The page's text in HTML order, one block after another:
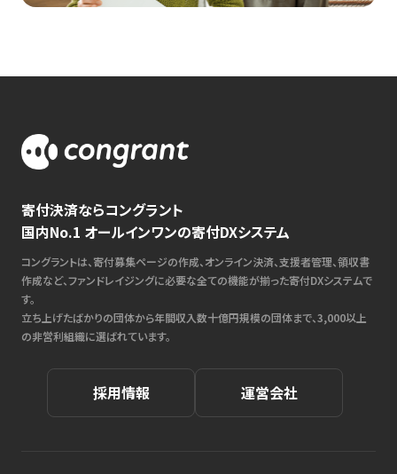
寄付決済ならコングラント
国内No.1 オールインワンの寄付DXシステム
コングラントは、寄付募集ページの作成、オンライン決済、支援者管理、領収書
作成など、ファンドレイジングに必要な全ての機能が揃った寄付DXシステムで
す。
立ち上げたばかりの団体から年間収入数十億円規模の団体まで、3,000以上
の非営利組織に選ばれています。
採用情報 運営会社